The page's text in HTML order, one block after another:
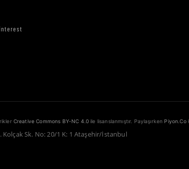
Creative Commons BY-NC 4.0 ile lisanslanmıştır. Paylaşırken Piyon.Co
Sk. No: 20/1 K: 1 Ataşehir/İstanbul